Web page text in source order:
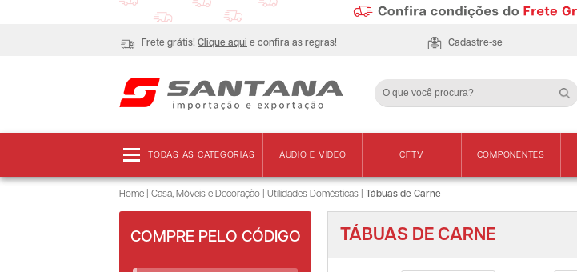
Frete grátis! Clique aqui e confira as regras! Cadastre-se
TODAS AS CATEGORIAS ÁUDIO E VÍDEO CFTV COMPONENTES
Home Casa, Móveis e Decoração Utilidades Domésticas Tábuas de Carne
COMPRE PELO CÓDIGO TÁBUAS DE CARNE